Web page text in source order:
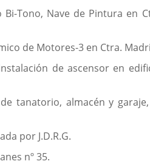
Tono, Nave de Pintura en
de Motores-3 en Ctra.
de ascensor en
tanatorio, almacén y
por J.D.R.G.
nº 35.